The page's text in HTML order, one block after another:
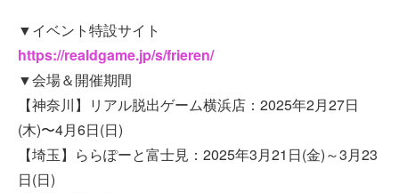
▼イベント特設サイト
https://realdgame.jp/s/frieren/
▼会場＆開催期間
【神奈川】リアル脱出ゲーム横浜店：2025年2月27日
(木)〜4月6日(日)
【埼玉】ららぽーと富士見：2025年3月21日(金)～3月23
日(日)